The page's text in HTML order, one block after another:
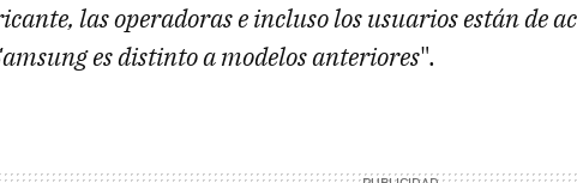
las operadoras e incluso los usuarios están de
es distinto a modelos anteriores".